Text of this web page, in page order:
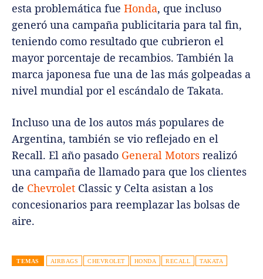
esta problemática fue Honda, que incluso
generó una campaña publicitaria para tal fin,
teniendo como resultado que cubrieron el
mayor porcentaje de recambios. También la
marca japonesa fue una de las más golpeadas a
nivel mundial por el escándalo de Takata.
Incluso una de los autos más populares de
Argentina, también se vio reflejado en el
Recall. El año pasado General Motors realizó
una campaña de llamado para que los clientes
de Chevrolet Classic y Celta asistan a los
concesionarios para reemplazar las bolsas de
aire.
TEMAS AIRBAGS CHEVROLET HONDA RECALL TAKATA